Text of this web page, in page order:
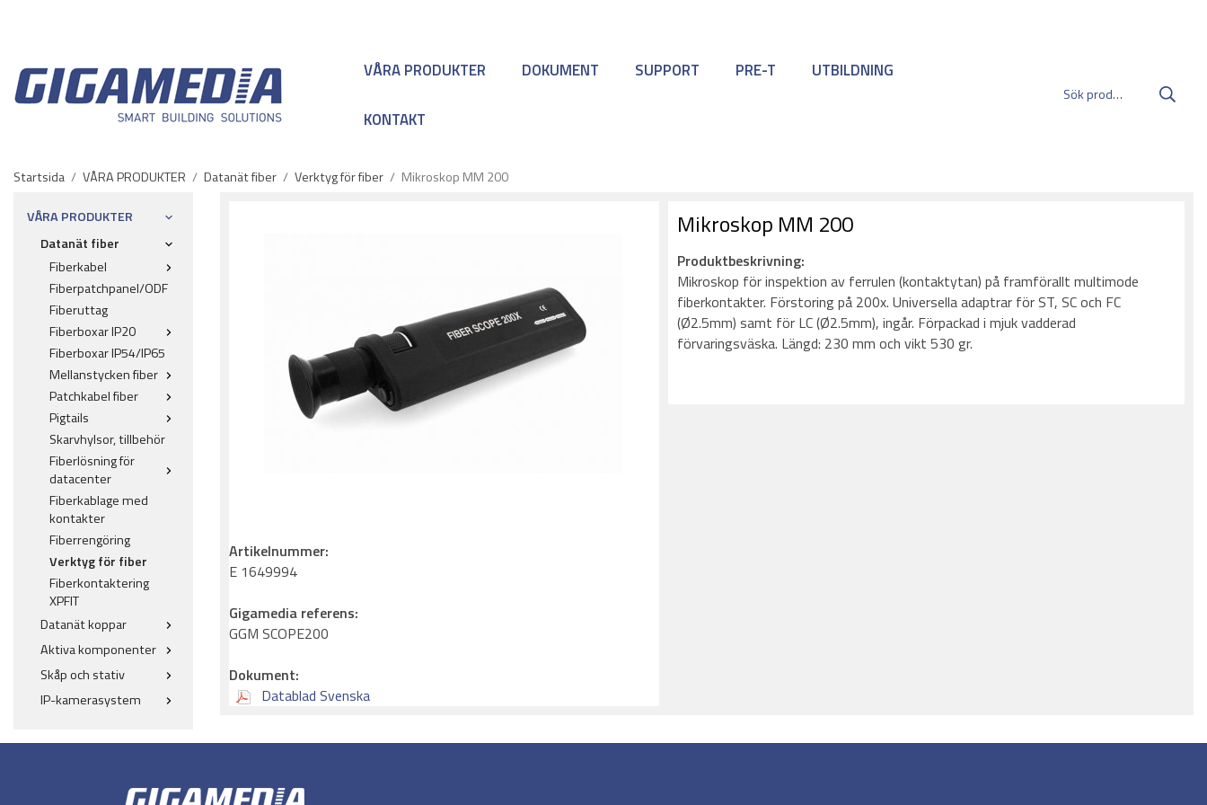
VÅRA PRODUKTER DOKUMENT SUPPORT PRE-T UTBILDNING
KONTAKT
Startsida / VÅRA PRODUKTER / Datanät fiber / Verktyg för fiber / Mikroskop MM 200
VÅRA PRODUKTER
Datanät fiber
Fiberkabel
Fiberpatchpanel/ODF
Fiberuttag
Fiberboxar IP20
Fiberboxar IP54/IP65
Mellanstycken fiber
Patchkabel fiber
Pigtails
Skarvhylsor, tillbehör
Fiberlösning för
datacenter
Fiberkablage med
kontakter
Fiberrengöring
Verktyg för fiber
Fiberkontaktering
XPFIT
Datanät koppar
Aktiva komponenter
Skåp och stativ
IP-kamerasystem
Mikroskop MM 200
Produktbeskrivning:
Mikroskop för inspektion av ferrulen (kontaktytan) på framförallt multimode
fiberkontakter. Förstoring på 200x. Universella adaptrar för ST, SC och FC
(Ø2.5mm) samt för LC (Ø2.5mm), ingår. Förpackad i mjuk vadderad
förvaringsväska. Längd: 230 mm och vikt 530 gr.
Artikelnummer:
E 1649994
Gigamedia referens:
GGM SCOPE200
Dokument:
Datablad Svenska